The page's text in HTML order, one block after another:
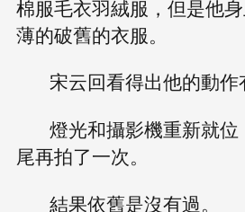
棉服毛衣羽絨服，但是他
薄的破舊的衣服。
宋云回看得出他的動作
燈光和攝影機重新就
尾再拍了一次。
結果依舊是沒有過。